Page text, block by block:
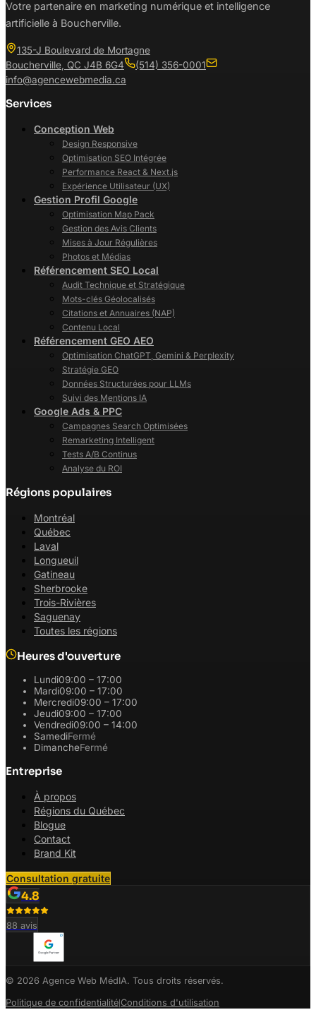
Votre partenaire en marketing numérique et intelligence
artificielle à Boucherville.
135-J Boulevard de Mortagne
Boucherville QC J4B 6G4
(514) 356-0001
info@agencewebmedia.ca
Services
Conception Web
Design Responsive
Optimisation SEO Intégrée
Performance React & Next.js
Expérience Utilisateur (UX)
Gestion Profil Google
Optimisation Map Pack
Gestion des Avis Clients
Mises à Jour Régulières
Photos et Médias
Référencement SEO Local
Audit Technique et Stratégique
Mots-clés Géolocalisés
Citations et Annuaires (NAP)
Contenu Local
Référencement GEO AEO
Optimisation ChatGPT, Gemini & Perplexity
Stratégie GEO
Données Structurées pour LLMs
Suivi des Mentions IA
Google Ads & PPC
Campagnes Search Optimisées
Remarketing Intelligent
Tests A/B Continus
Analyse du ROI
Régions populaires
Montréal
Québec
Laval
Longueuil
Gatineau
Sherbrooke
Trois-Rivières
Saguenay
Toutes les régions
Heures d'ouverture
Lundi09:00 – 17:00
Mardi09:00 – 17:00
Mercredi09:00 – 17:00
Jeudi09:00 – 17:00
Vendredi09:00 – 14:00
SamediFermé
DimancheFermé
Entreprise
À propos
Régions du Québec
Blogue
Contact
Brand Kit
Consultation gratuite
4.8
88 avis
© 2026 Agence Web MédIA. Tous droits réservés.
Politique de confidentialité Conditions d'utilisation